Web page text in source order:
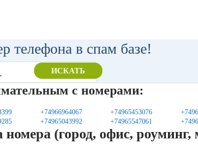
телефона в спам базе!
ИСКАТЬ
с номерами:
+74966964067 +74965453076
+74965043992 +74965547061
(город, офис,